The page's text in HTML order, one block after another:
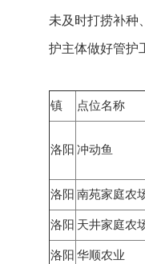
未及时打捞补种
护主体做好管护
镇 点位名称
洛阳 冲动鱼
洛阳 南苑家庭农
洛阳 天井家庭农
洛阳 华顺农业